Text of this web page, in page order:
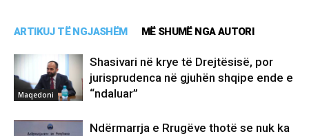
ARTIKUJ TË NGJASHËM MË SHUMË NGA AUTORI
Maqedoni
Shasivari në krye të Drejtësisë, por
jurisprudenca në gjuhën shqipe ende e
“ndaluar”
Ndërmarrja e Rrugëve thotë se nuk ka